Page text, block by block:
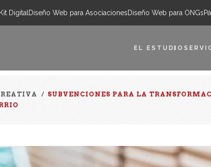
Kit Digital Diseño Web para AsociacionesDiseño Web para ONGs
EL ESTUDIO
/ SUBVENCIONES PARA LA